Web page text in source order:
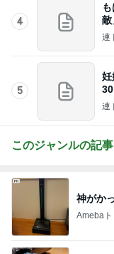
4
敵
連
5
連
このジャンルの記
神がか
Amebaト